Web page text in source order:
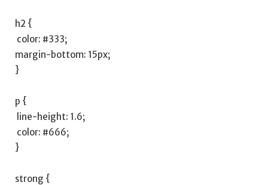
h2 {
⁣ color:​ #333;
margin-bottom: 15px;
}
p⁢ {
‍ line-height: 1.6;
​ color: #666;
}
strong ⁤{